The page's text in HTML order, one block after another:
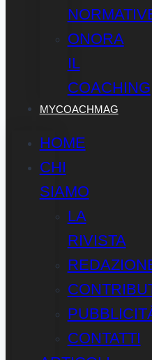
ONORA
IL
COACHING
MYCOACHMAG
HOME
CHI
SIAMO
LA
RIVISTA
CONTATTI